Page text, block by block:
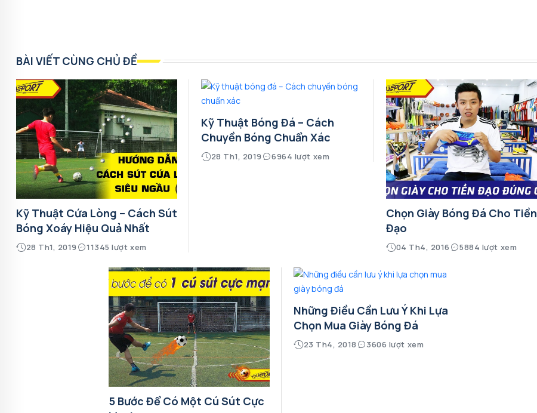
BÀI VIẾT CÙNG CHỦ ĐỀ
Kỹ Thuật Cứa Lòng – Cách Sút
Bóng Xoáy Hiệu Quả Nhất
28 Th1, 2019 11345 lượt xem
Kỹ Thuật Bóng Đá – Cách
Chuyền Bóng Chuẩn Xác
28 Th1, 2019 6964 lượt xem
Chọn Giày Bóng Đá Cho Tiền
Đạo
04 Th4, 2016 5884 lượt xem
5 Bước Để Có Một Cú Sút Cực
Những Điều Cần Lưu Ý Khi Lựa
Chọn Mua Giày Bóng Đá
23 Th4, 2018 3606 lượt xem